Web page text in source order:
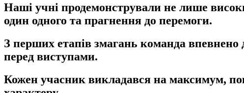
Наші учні продемонстрували не лише
один одного та прагнення до перемоги.
З перших етапів змагань команда
перед виступами.
Кожен учасник викладався на максимум,